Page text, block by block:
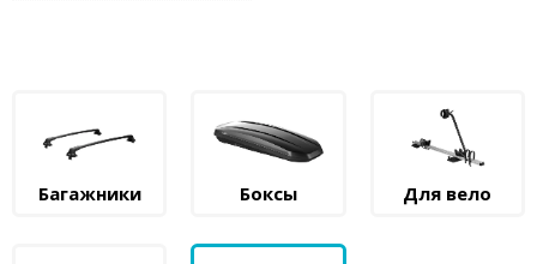
Багажники Боксы Для вело